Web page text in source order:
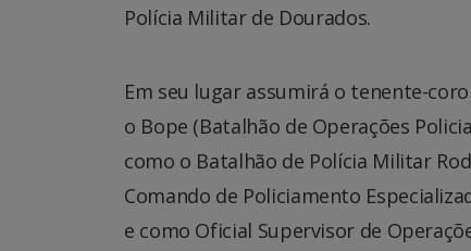
Polícia Militar de Dourados.
Em seu lugar assumirá o tenente-
o Bope (Batalhão de Operações
como o Batalhão de Polícia Militar
Comando de Policiamento
e como Oficial Supervisor de